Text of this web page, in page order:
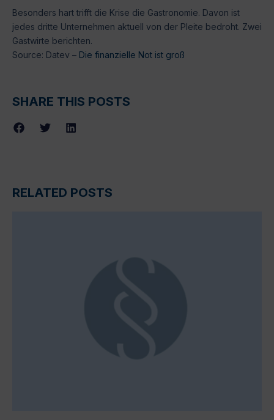
Besonders hart trifft die Krise die Gastronomie. Davon ist
jedes dritte Unternehmen aktuell von der Pleite bedroht. Zwei
Gastwirte berichten.
Source: Datev – Die finanzielle Not ist groß
SHARE THIS POSTS
RELATED POSTS